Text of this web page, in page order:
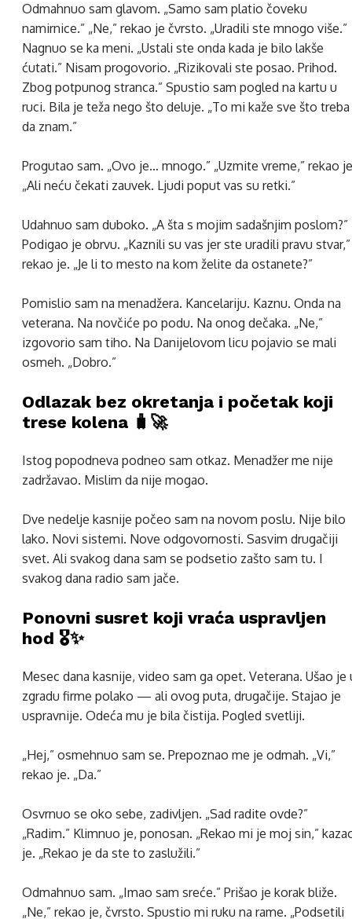
Odmahnuo sam glavom. „Samo sam platio čoveku
namirnice.” „Ne,” rekao je čvrsto. „Uradili ste mnogo više.”
Nagnuo se ka meni. „Ustali ste onda kada je bilo lakše
ćutati.” Nisam progovorio. „Rizikovali ste posao. Prihod.
Zbog potpunog stranca.” Spustio sam pogled na kartu u
ruci. Bila je teža nego što deluje. „To mi kaže sve što treba
da znam.”
Progutao sam. „Ovo je… mnogo.” „Uzmite vreme,” rekao
„Ali neću čekati zauvek. Ljudi poput vas su retki.”
Udahnuo sam duboko. „A šta s mojim sadašnjim poslom?”
Podigao je obrvu. „Kaznili su vas jer ste uradili pravu stvar,”
rekao je. „Je li to mesto na kom želite da ostanete?”
Pomislio sam na menadžera. Kancelariju. Kaznu. Onda na
veterana. Na novčiće po podu. Na onog dečaka. „Ne,”
izgovorio sam tiho. Na Danijelovom licu pojavio se mali
osmeh. „Dobro.”
Odlazak bez okretanja i početak koji
trese kolena 🧳🚀
Istog popodneva podneo sam otkaz. Menadžer me nije
zadržavao. Mislim da nije mogao.
Dve nedelje kasnije počeo sam na novom poslu. Nije bilo
lako. Novi sistemi. Nove odgovornosti. Sasvim drugačiji
svet. Ali svakog dana sam se podsetio zašto sam tu. I
svakog dana radio sam jače.
Ponovni susret koji vraća uspravljen
hod 🎖️✨
Mesec dana kasnije, video sam ga opet. Veterana. Ušao je
zgradu firme polako — ali ovog puta, drugačije. Stajao je
uspravnije. Odeća mu je bila čistija. Pogled svetliji.
„Hej,” osmehnuo sam se. Prepoznao me je odmah. „Vi,”
rekao je. „Da.”
Osvrnuo se oko sebe, zadivljen. „Sad radite ovde?”
„Radim.” Klimnuo je, ponosan. „Rekao mi je moj sin,”
je. „Rekao je da ste to zaslužili.”
Odmahnuo sam. „Imao sam sreće.” Prišao je korak bliže.
„Ne,” rekao je, čvrsto. Spustio mi ruku na rame. „Podsetili